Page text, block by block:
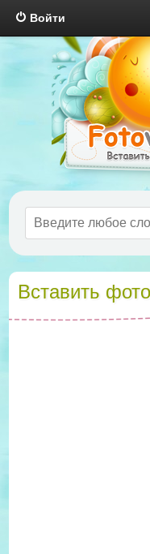
Войти
Вставить